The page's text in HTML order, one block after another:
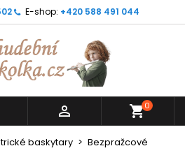
E-shop: +420 588 491 044
 shopping_cart0
baskytary Bezpražcové